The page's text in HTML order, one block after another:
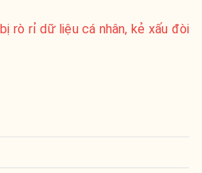
rò rỉ dữ liệu cá nhân, kẻ xấu đòi